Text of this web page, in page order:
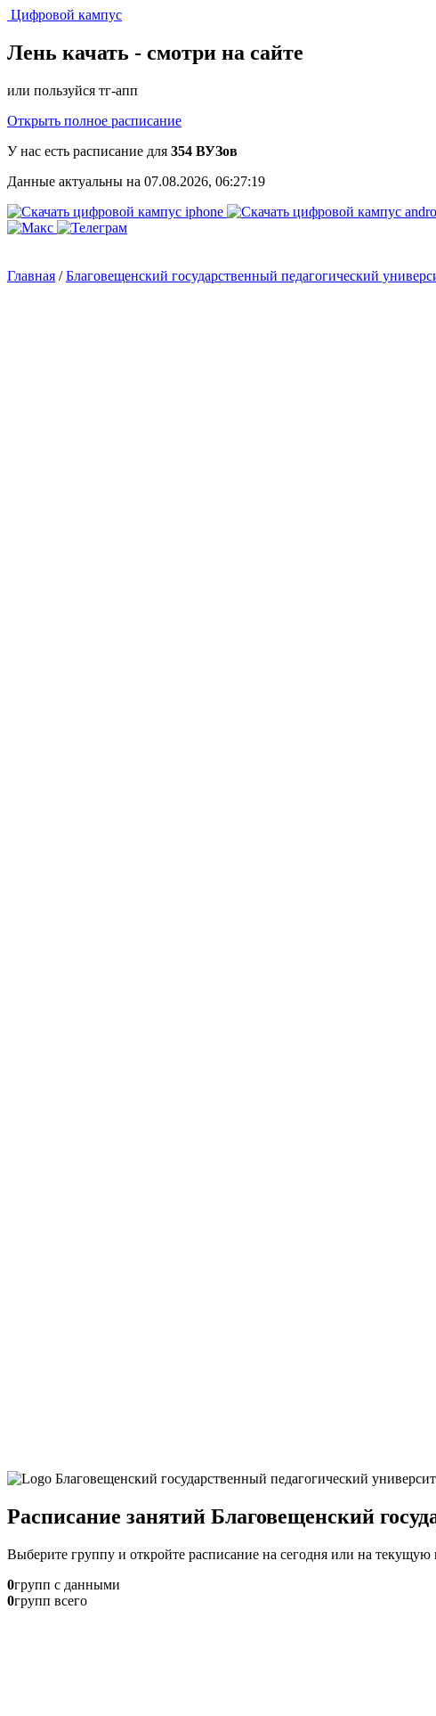
Цифровой кампус
Лень качать - смотри на сайте
или пользуйся тг-апп
Открыть полное расписание
У нас есть расписание для 354 ВУЗов
Данные актуальны на 07.08.2026, 06:27:19
Главная /Благовещенский государственный педагогический
Расписание занятий Благовещенский
Выберите группу и откройте расписание на сегодня или на текущую
0групп с данными
0групп всего